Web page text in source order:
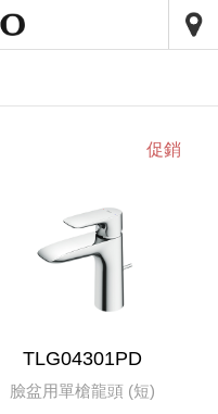
TLG04301PD
臉盆用單槍龍頭 (短)